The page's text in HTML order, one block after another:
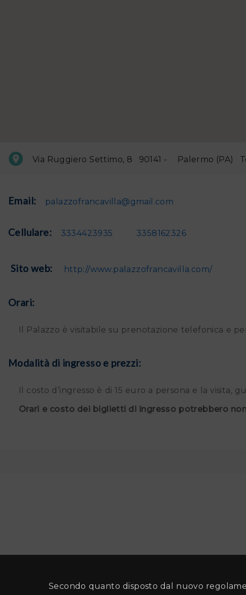
Via Ruggiero Settimo, 8 90141 - Palermo (PA)
Email: palazzofrancavilla@gmail.com
Cellulare: 3334423935 3358162326
Sito web: http://www.palazzofrancavilla.com/
Orari:
Il Palazzo è visitabile su prenotazione telefonica e
Modalità di ingresso e prezzi:
Il costo d’ingresso è di 15 euro a persona e la
Orari e costo dei biglietti di ingresso potrebbero
Secondo quanto disposto dal nuovo